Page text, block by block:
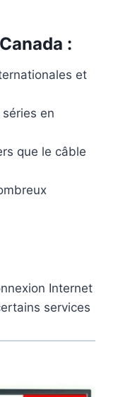
:
et
en
que le câble
Internet
services